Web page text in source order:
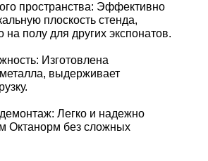
пространства: Эффективно
плоскость стенда,
полу для других экспонатов.
Изготовлена
металла, выдерживает
Легко и надежно
Октанорм без сложных